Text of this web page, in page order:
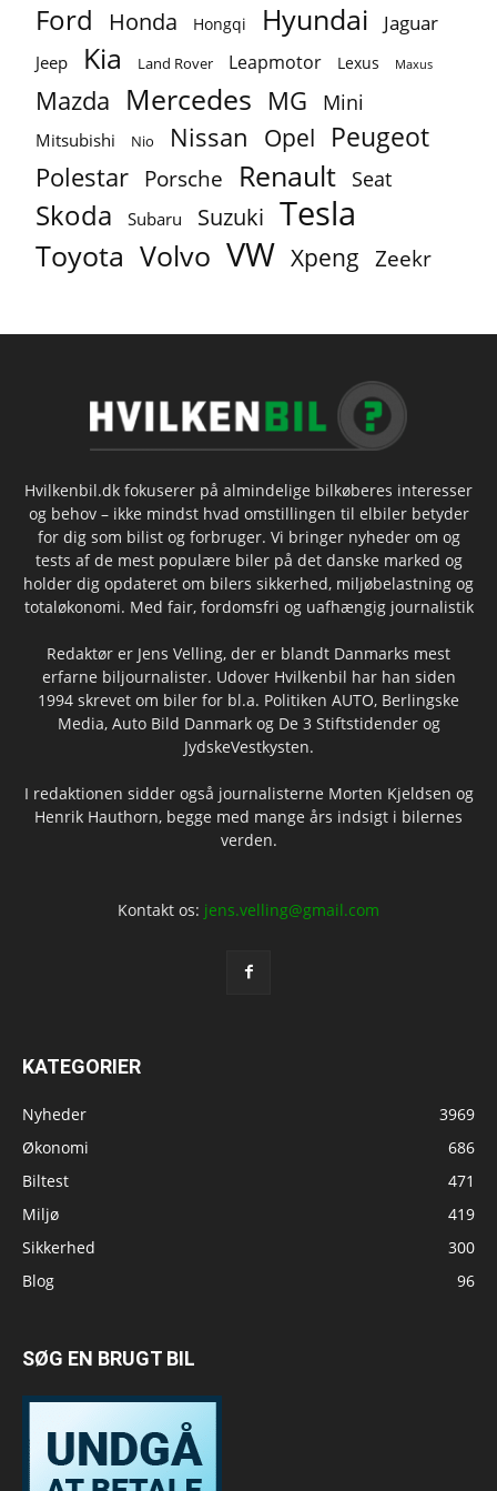
Ford Honda Hongqi Hyundai Jaguar
Jeep Kia Land Rover Leapmotor Lexus Maxus
Mazda Mercedes MG Mini
Mitsubishi Nio Nissan Opel Peugeot
Polestar Porsche Renault Seat
Skoda Subaru Suzuki Tesla
Toyota Volvo VW Xpeng Zeekr
Hvilkenbil.dk fokuserer på almindelige bilkøberes interesser
og behov – ikke mindst hvad omstillingen til elbiler betyder
for dig som bilist og forbruger. Vi bringer nyheder om og
tests af de mest populære biler på det danske marked og
holder dig opdateret om bilers sikkerhed, miljøbelastning og
totaløkonomi. Med fair, fordomsfri og uafhængig journalistik
Redaktør er Jens Velling, der er blandt Danmarks mest
erfarne biljournalister. Udover Hvilkenbil har han siden
1994 skrevet om biler for bl.a. Politiken AUTO, Berlingske
Media, Auto Bild Danmark og De 3 Stiftstidender og
JydskeVestkysten.
I redaktionen sidder også journalisterne Morten Kjeldsen og
Henrik Hauthorn, begge med mange års indsigt i bilernes
verden.
Kontakt os: jens.velling@gmail.com
KATEGORIER
Nyheder
3969
Økonomi
686
Biltest
471
Miljø
419
Sikkerhed
300
Blog
96
SØG EN BRUGT BIL